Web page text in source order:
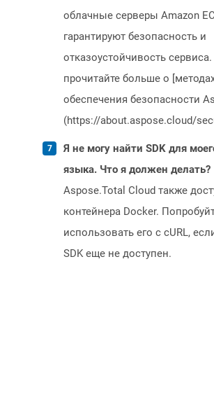
облачные серверы Amazon
гарантируют безопасность и
отказоустойчивость
прочитайте больше о
обеспечения безопасности
(https://about.aspose.cloud/
Я не могу найти SDK для
языка. Что я должен делать?
Aspose.Total Cloud также
контейнера Docker.
использовать его с cURL,
SDK еще не доступен.